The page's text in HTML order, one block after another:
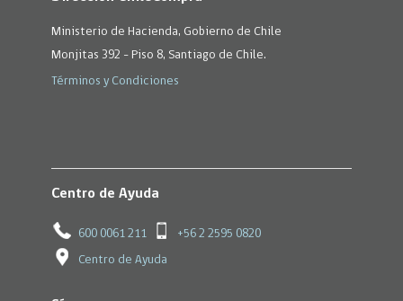
Ministerio de Hacienda, Gobierno de Chile
Monjitas 392 - Piso 8, Santiago de Chile.
Términos y Condiciones
Centro de Ayuda
600 0061 211 +56 2 2595 0820
Centro de Ayuda